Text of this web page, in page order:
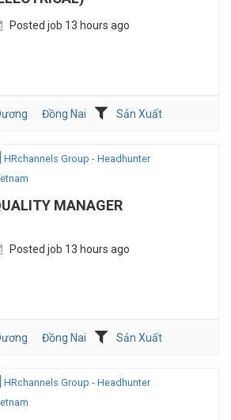
Posted job 13 hours ago
Đồng Nai
Sản Xuất
HRchannels Group - Headhunter
MANAGER
Posted job 13 hours ago
Đồng Nai
Sản Xuất
HRchannels Group - Headhunter